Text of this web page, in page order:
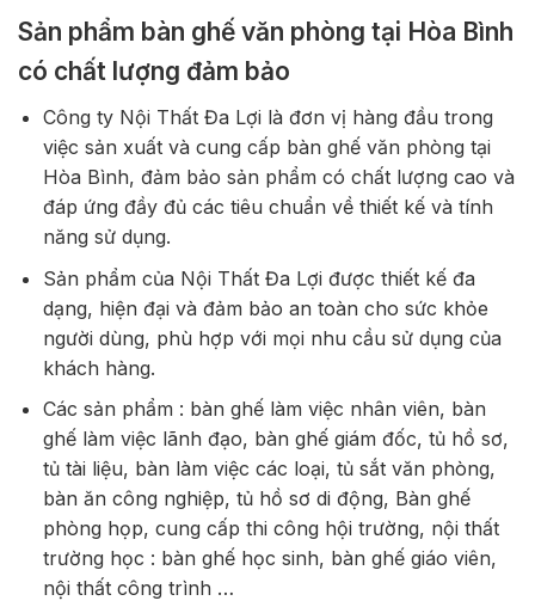
Sản phẩm bàn ghế văn phòng tại Hòa Bình
có chất lượng đảm bảo
Công ty Nội Thất Đa Lợi là đơn vị hàng đầu trong
việc sản xuất và cung cấp bàn ghế văn phòng tại
Hòa Bình, đảm bảo sản phẩm có chất lượng cao và
đáp ứng đầy đủ các tiêu chuẩn về thiết kế và tính
năng sử dụng.
Sản phẩm của Nội Thất Đa Lợi được thiết kế đa
dạng, hiện đại và đảm bảo an toàn cho sức khỏe
người dùng, phù hợp với mọi nhu cầu sử dụng của
khách hàng.
Các sản phẩm : bàn ghế làm việc nhân viên, bàn
ghế làm việc lãnh đạo, bàn ghế giám đốc, tủ hồ sơ,
tủ tài liệu, bàn làm việc các loại, tủ sắt văn phòng,
bàn ăn công nghiệp, tủ hồ sơ di động, Bàn ghế
phòng họp, cung cấp thi công hội trường, nội thất
trường học : bàn ghế học sinh, bàn ghế giáo viên,
nội thất công trình …